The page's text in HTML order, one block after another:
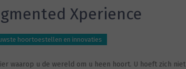
Xperience
hoortoestellen en innovaties
waarop u de wereld om u heen hoort. U hoeft zich niet